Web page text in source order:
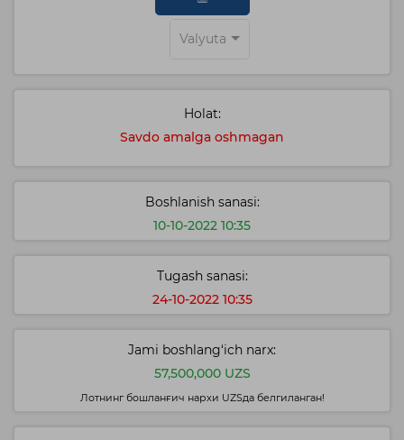
Valyuta
Holat:
Savdo amalga oshmagan
Boshlanish sanasi:
10-10-2022 10:35
Tugash sanasi:
24-10-2022 10:35
Jami boshlang‘ich narx:
57,500,000 UZS
Лотнинг бошланғич нархи UZSда белгиланган!